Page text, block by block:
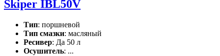
Skiper IBL50V
Тип: поршневой
Тип смазки: масляный
Ресивер: Да 50 л
Осушитель: ...